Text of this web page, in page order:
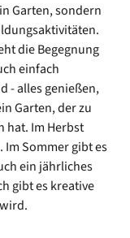
Garten, sondern
die Begegnung
einfach
- alles genießen,
Garten, der zu
hat. Im Herbst
Sommer gibt es
ein jährliches
gibt es kreative